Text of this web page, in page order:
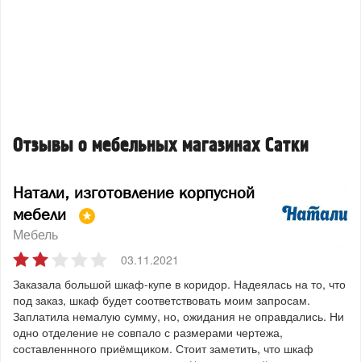
Отзывы о мебельных магазинах Сатки
Натали, изготовление корпусной
мебели
Мебель
03.11.2021
Заказала большой шкаф-купе в коридор. Надеялась на то, что
под заказ, шкаф будет соответствовать моим запросам.
Заплатила немалую сумму, но, ожидания не оправдались. Ни
одно отделение не совпало с размерами чертежа,
составленнного приёмщиком. Стоит заметить, что шкаф